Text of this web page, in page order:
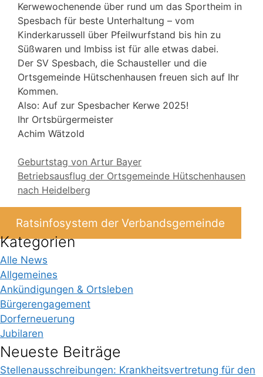
Kerwewochenende über rund um das Sportheim in
Spesbach für beste Unterhaltung – vom
Kinderkarussell über Pfeilwurfstand bis hin zu
Süßwaren und Imbiss ist für alle etwas dabei.
Der SV Spesbach, die Schausteller und die
Ortsgemeinde Hütschenhausen freuen sich auf Ihr
Kommen.
Also: Auf zur Spesbacher Kerwe 2025!
Ihr Ortsbürgermeister
Achim Wätzold
Geburtstag von Artur Bayer
Betriebsausflug der Ortsgemeinde Hütschenhausen
nach Heidelberg
Ratsinfosystem der Verbandsgemeinde
Kategorien
Alle News
Allgemeines
Ankündigungen & Ortsleben
Bürgerengagement
Dorferneuerung
Jubilaren
Neueste Beiträge
Stellenausschreibungen: Krankheitsvertretung für den